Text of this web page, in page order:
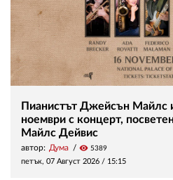
Пианистът Джейсън Майлс
ноември с концерт,
Майлс Дейвис
автор: Дума visibility 5389
петък, 07 Август 2026 / 15:15